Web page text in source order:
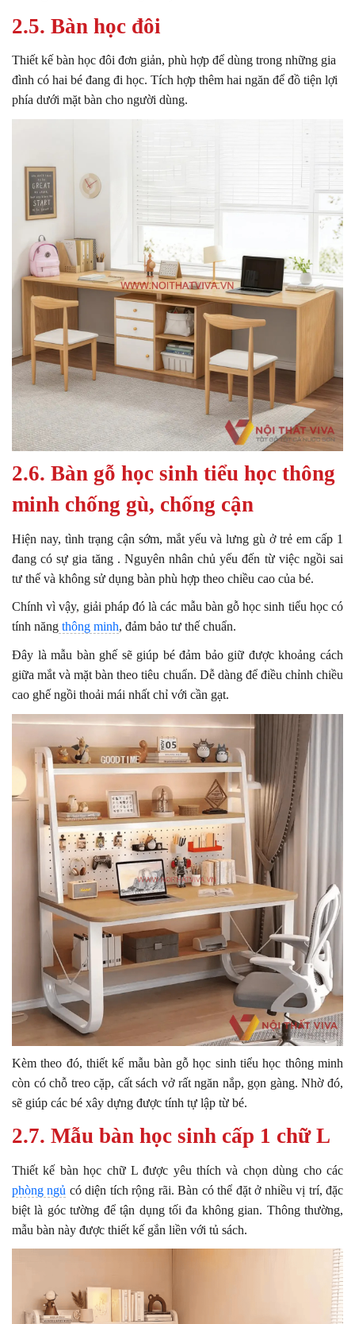
2.5. Bàn học đôi
Thiết kế bàn học đôi đơn giản, phù hợp để dùng trong những gia
đình có hai bé đang đi học. Tích hợp thêm hai ngăn để đồ tiện lợi
phía dưới mặt bàn cho người dùng.
2.6. Bàn gỗ học sinh tiểu học thông
minh chống gù, chống cận
Hiện nay, tình trạng cận sớm, mắt yếu và lưng gù ở trẻ em cấp 1
đang có sự gia tăng . Nguyên nhân chủ yếu đến từ việc ngồi sai
tư thế và không sử dụng bàn phù hợp theo chiều cao của bé.
Chính vì vậy, giải pháp đó là các mẫu bàn gỗ học sinh tiểu học có
tính năng thông minh, đảm bảo tư thế chuẩn.
Đây là mẫu bàn ghế sẽ giúp bé đảm bảo giữ được khoảng cách
giữa mắt và mặt bàn theo tiêu chuẩn. Dễ dàng để điều chỉnh chiều
cao ghế ngồi thoải mái nhất chỉ với cần gạt.
Kèm theo đó, thiết kế mẫu bàn gỗ học sinh tiểu học thông minh
còn có chỗ treo cặp, cất sách vở rất ngăn nắp, gọn gàng. Nhờ đó,
sẽ giúp các bé xây dựng được tính tự lập từ bé.
2.7. Mẫu bàn học sinh cấp 1 chữ L
Thiết kế bàn học chữ L được yêu thích và chọn dùng cho các
phòng ngủ có diện tích rộng rãi. Bàn có thể đặt ở nhiều vị trí, đặc
biệt là góc tường để tận dụng tối đa không gian. Thông thường,
mẫu bàn này được thiết kế gắn liền với tủ sách.